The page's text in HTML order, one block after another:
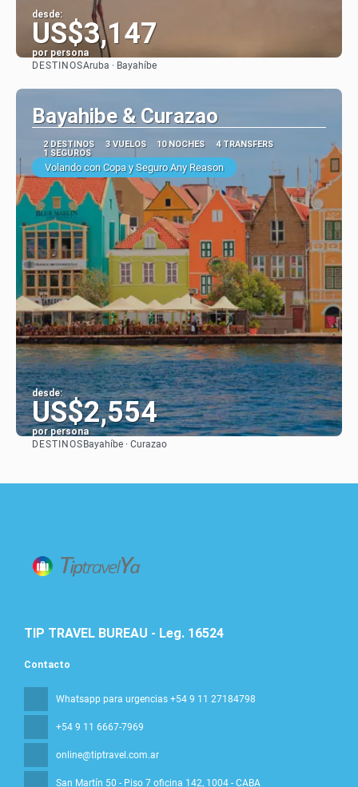
desde:
US$3,147
por persona
DESTINOSAruba · Bayahíbe
Bayahibe & Curazao
2 DESTINOS 3 VUELOS 10 NOCHES
4 TRANSFERS
1 SEGUROS
Volando con Copa y Seguro Any Reason
desde:
US$2,554
por persona
DESTINOS Bayahíbe · Curazao
TIP TRAVEL BUREAU - Leg. 16524
Contacto
Whatsapp para urgencias +54 9 11 27184798
+54 9 11 6667-7969
online@tiptravel.com.ar
San Martín 50 - Piso 7 oficina 142, 1004 - CABA